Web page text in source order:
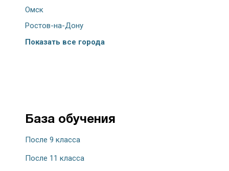
Омск
Ростов-на-Дону
Показать все города
База обучения
После 9 класса
После 11 класса